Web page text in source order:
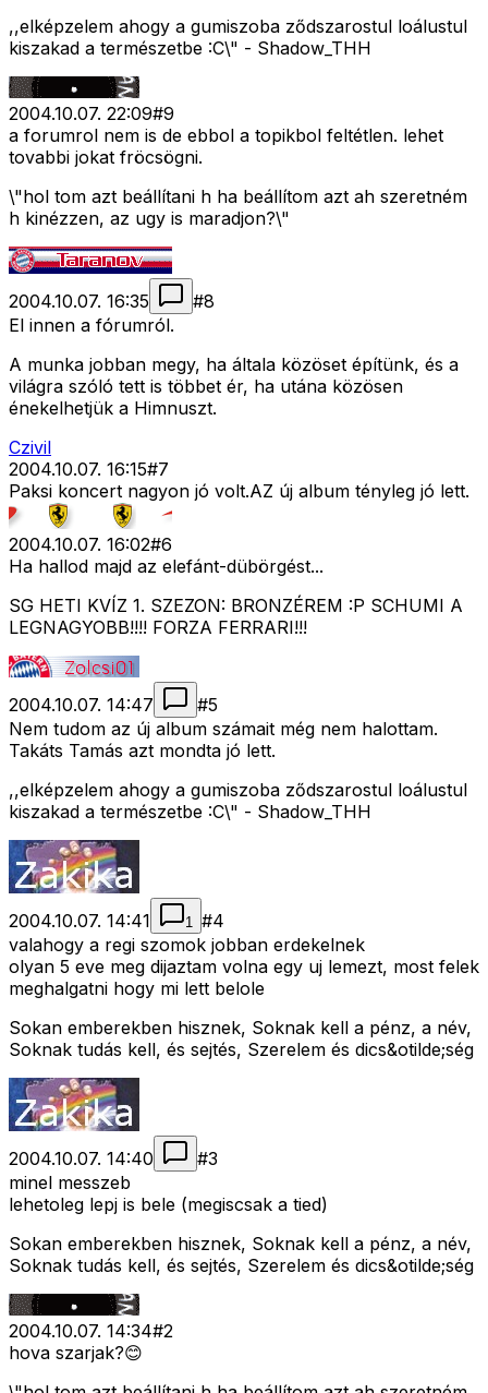
,,elképzelem ahogy a gumiszoba ződszarostul loálustul
kiszakad a természetbe :C\" - Shadow_THH
2004.10.07. 22:09#9
a forumrol nem is de ebbol a topikbol feltétlen. lehet
tovabbi jokat fröcsögni.
\"hol tom azt beállítani h ha beállítom azt ah szeretném
h kinézzen, az ugy is maradjon?\"
2004.10.07. 16:35 #8
El innen a fórumról.
A munka jobban megy, ha általa közöset építünk, és a
világra szóló tett is többet ér, ha utána közösen
énekelhetjük a Himnuszt.
Czivil
2004.10.07. 16:15#7
Paksi koncert nagyon jó volt.AZ új album tényleg jó lett.
2004.10.07. 16:02#6
Ha hallod majd az elefánt-dübörgést...
SG HETI KVÍZ 1. SZEZON: BRONZÉREM :P SCHUMI A
LEGNAGYOBB!!!! FORZA FERRARI!!!
2004.10.07. 14:47 #5
Nem tudom az új album számait még nem halottam.
Takáts Tamás azt mondta jó lett.
,,elképzelem ahogy a gumiszoba ződszarostul loálustul
kiszakad a természetbe :C\" - Shadow_THH
2004.10.07. 14:41 1 #4
valahogy a regi szomok jobban erdekelnek
olyan 5 eve meg dijaztam volna egy uj lemezt, most felek
meghalgatni hogy mi lett belole
Sokan emberekben hisznek, Soknak kell a pénz, a név,
Soknak tudás kell, és sejtés, Szerelem és dics&otilde;ség
2004.10.07. 14:40 #3
minel messzeb
lehetoleg lepj is bele (megiscsak a tied)
Sokan emberekben hisznek, Soknak kell a pénz, a név,
Soknak tudás kell, és sejtés, Szerelem és dics&otilde;ség
2004.10.07. 14:34#2
hova szarjak?😊